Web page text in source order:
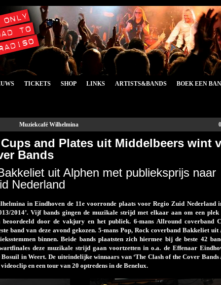
TICKETS SHOP LINKS ARTISTS&BANDS BOEK EEN
Muziekcafé Wilhelmina
and Plates uit Middelbeers wint
Bands
uit Alphen met publieksprijs naar
Nederland
in Eindhoven de 11e voorronde plaats voor Regio Zuid Nederland
2014’. Vijf bands gingen de muzikale strijd met elkaar aan om een
door de vakjury en het publiek. 6-mans Allround coverband
band van deze avond gekozen. 5-mans Pop, Rock coverband Bakkeliet uit
binnen. Beide bands plaatsten zich hiermee bij de beste 42
deze muzikale strijd gaan voortzetten in o.a. de Effenaar
in Weert. De uiteindelijke winnaars van ‘The Clash of the Cover Bands
en een tour van 20 optredens in de Benelux.